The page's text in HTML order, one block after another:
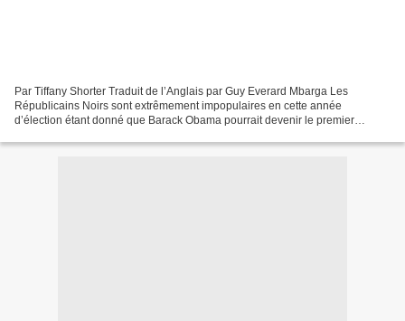
Par Tiffany Shorter Traduit de l’Anglais par Guy Everard Mbarga Les
Républicains Noirs sont extrêmement impopulaires en cette année
d’élection étant donné que Barack Obama pourrait devenir le premier